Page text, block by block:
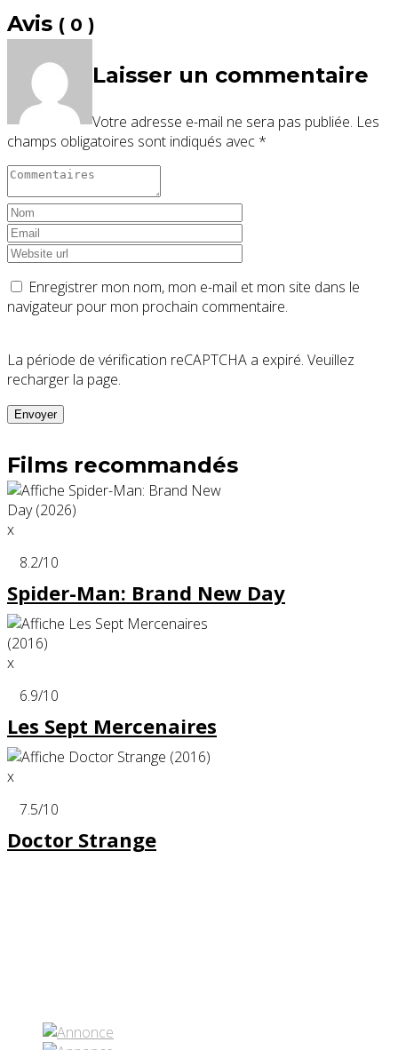
Avis ( 0 )
Laisser un commentaire
Votre adresse e-mail ne sera pas publiée. Les
champs obligatoires sont indiqués avec *
Enregistrer mon nom, mon e-mail et mon site dans le
navigateur pour mon prochain commentaire.
La période de vérification reCAPTCHA a expiré. Veuillez
recharger la page.
Films recommandés
x
8.2/10
Spider-Man: Brand New Day
x
6.9/10
Les Sept Mercenaires
x
7.5/10
Doctor Strange